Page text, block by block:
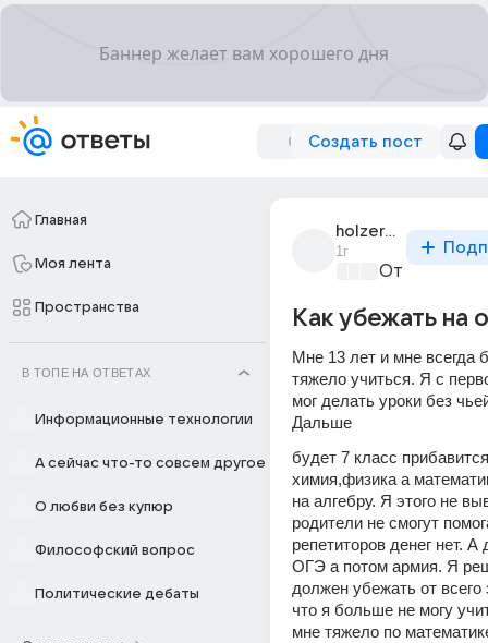
Создать пост
Главная
Моя лента
Пространства
В ТОПЕ НА ОТВЕТАХ
Информационные технологии
А сейчас что-то совсем другое
О любви без купюр
Философский вопрос
Политические дебаты
holzer939
1г
Отпуск
Как убежать на
Мне 13 лет и мне всегда
тяжело учиться. Я с
мог делать уроки без
Дальше
будет 7 класс прибавится
химия,физика а
на алгебру. Я этого не
родители не смогут
репетиторов денег нет.
ОГЭ а потом армия. Я
должен убежать от всего
что я больше не могу
мне тяжело по